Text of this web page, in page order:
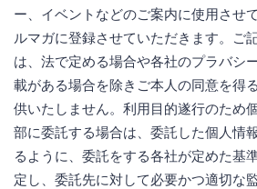
ー、イベントなどのご案内に使用させ
ルマガに登録させていただきます。ご
は、法で定める場合や各社のプラバシ
載がある場合を除きご本人の同意を得
供いたしません。利用目的遂行のため
部に委託する場合は、委託した個人情
るように、委託をする各社が定めた基
定し、委託先に対して必要かつ適切な